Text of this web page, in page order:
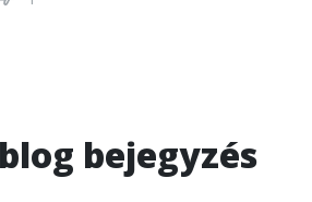
bejegyzés